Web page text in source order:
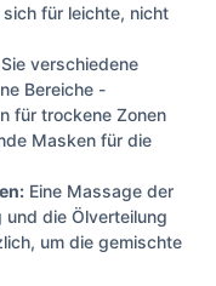
für leichte, nicht
verschiedene
Bereiche -
für trockene Zonen
Masken für die
Eine Massage der
und die Ölverteilung
um die gemischte